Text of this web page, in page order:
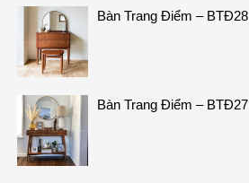
Bàn Trang Điểm – BTĐ28
Bàn Trang Điểm – BTĐ27